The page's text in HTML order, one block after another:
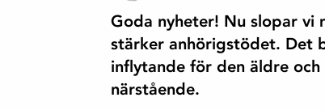
Goda nyheter! Nu slopar vi
stärker anhörigstödet. Det
inflytande för den äldre
närstående.